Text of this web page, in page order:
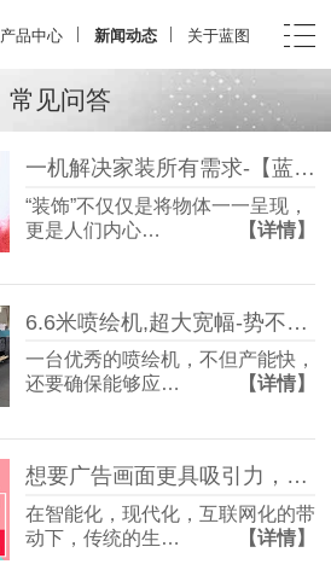
产品中心 新闻动态 关于蓝图
常见问答
一机解决家装所有需求-【蓝图数码】JBK-3200卷板一体UV打印机
“装饰”不仅仅是将物体一一呈现，
更是人们内心…
【详情】
6.6米喷绘机,超大宽幅-势不可挡-【蓝图数码】UV喷绘机厂家
一台优秀的喷绘机，不但产能快，
还要确保能够应…
【详情】
想要广告画面更具吸引力，选JBK-3200卷板一体UV打印机准没错-【蓝图数码】
在智能化，现代化，互联网化的带
动下，传统的生…
【详情】